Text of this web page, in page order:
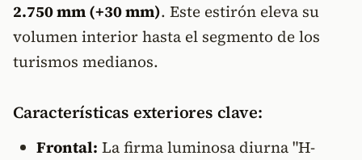
2.750 mm (+30 mm). Este estirón eleva su
volumen interior hasta el segmento de los
turismos medianos.
Características exteriores clave:
Frontal: La firma luminosa diurna "H-